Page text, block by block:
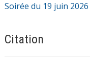
Soirée du 19 juin 2026
Citation